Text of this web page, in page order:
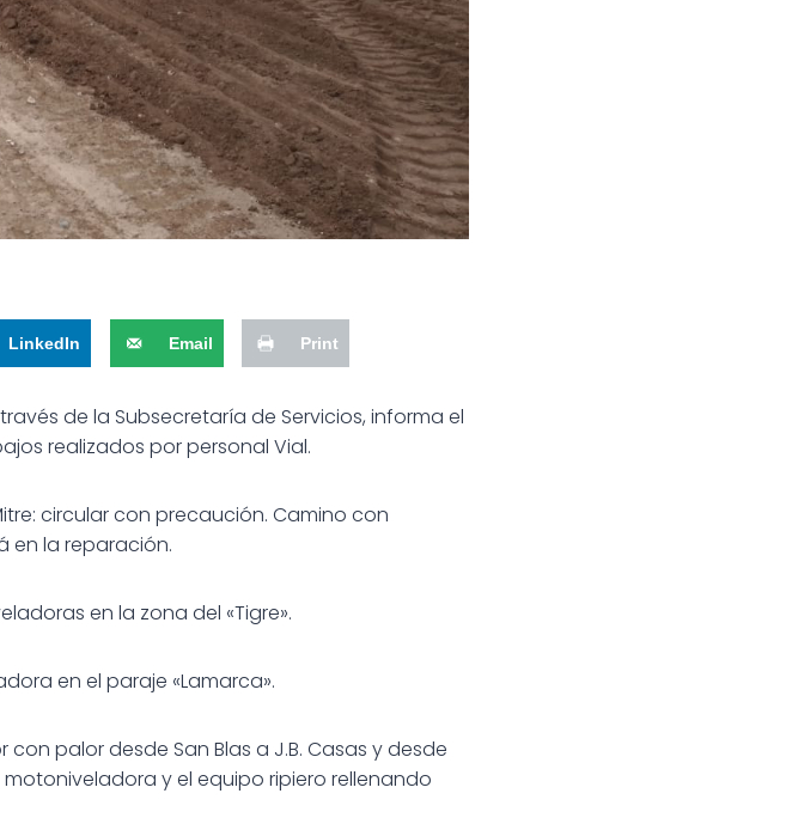
LinkedIn Email Print
de la Subsecretaría de Servicios, informa el
realizados por personal Vial.
circular con precaución. Camino con
en la reparación.
en la zona del «Tigre».
en el paraje «Lamarca».
palor desde San Blas a J.B. Casas y desde
y el equipo ripiero rellenando